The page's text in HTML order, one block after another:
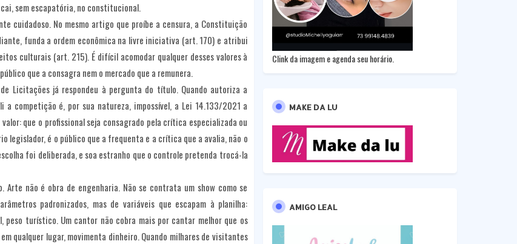
sem escapatória, no constitucional.
cuidadoso. No mesmo artigo que proíbe a censura, a Constituição
funda a ordem econômica na livre iniciativa (art. 170) e atribui
culturais (art. 215). É difícil acomodar qualquer desses valores à
que a consagra nem o mercado que a remunera.
Licitações já respondeu à pergunta do título. Quando autoriza a
competição é, por sua natureza, impossível, a Lei 14.133/2021 a
que o profissional seja consagrado pela crítica especializada ou
legislador, é o público que a frequenta e a crítica que a avalia, não o
foi deliberada, e soa estranho que o controle pretenda trocá-la
Arte não é obra de engenharia. Não se contrata um show como se
padronizados, mas de variáveis que escapam à planilha:
peso turístico. Um cantor não cobra mais por cantar melhor que os
qualquer lugar, movimenta dinheiro. Quando milhares de visitantes
Clink da imagem e agenda seu horário.
MAKE DA LU
AMIGO LEAL